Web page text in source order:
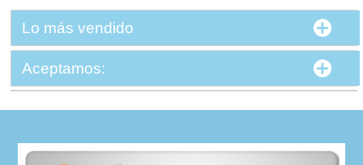
Lo más vendido
Aceptamos: